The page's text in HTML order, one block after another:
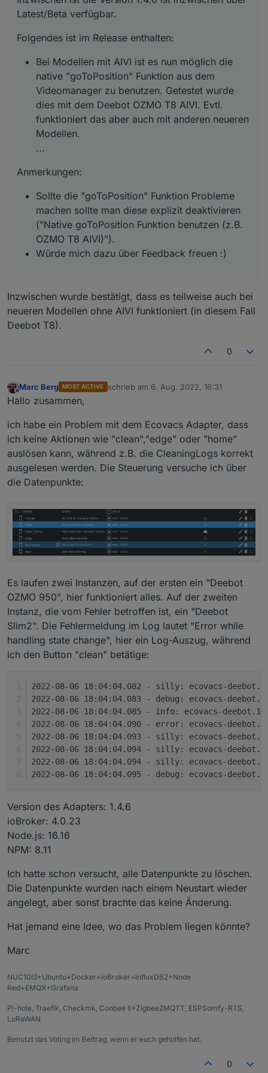
weiter, da der betroffene Teil bei der
Deebot Staubsauger in VIS integrieren -
ioBroker Tutorial | verdrahtet.info
(für Deebot Geräte im Allgemeinen)
funktioniert das aber auch mit anderen
neueren Modellen.
Ein paar kleinere Fehler wurden behoben
(GitHub Issues#314,#325
machen sollte man diese explizit deaktivieren
("Native goToPosition Funktion benutzen
(z.B. OZMO T8 AIVI)").
Würde mich dazu über Feedback freuen :)
Latest/Beta verfügbar.
Folgendes ist im Release enthalten:
Bei Modellen mit AIVI ist es nun möglich die
native "goToPosition" Funktion aus dem
Videomanager zu benutzen. Getestet wurde
dies mit dem Deebot OZMO T8 AIVI. Evtl.
funktioniert das aber auch mit anderen neueren
Modellen.
...
Anmerkungen:
Sollte die "goToPosition" Funktion Probleme
machen sollte man diese explizit deaktivieren
("Native goToPosition Funktion benutzen (z.B.
OZMO T8 AIVI)").
Würde mich dazu über Feedback freuen :)
Inzwischen wurde bestätigt, dass es teilweise auch bei
neueren Modellen ohne AIVI funktioniert (in diesem Fall
Deebot T8).
0
Offline
Marc Berg MOST ACTIVE schrieb am 6. Aug. 2022, 16:31
zuletzt editiert von
Hallo zusammen,
ich habe ein Problem mit dem Ecovacs Adapter, dass
ich keine Aktionen wie "clean","edge" oder "home"
auslösen kann, während z.B. die CleaningLogs korrekt
ausgelesen werden. Die Steuerung versuche ich über
die Datenpunkte:
Es laufen zwei Instanzen, auf der ersten ein "Deebot
OZMO 950", hier funktioniert alles. Auf der zweiten
Instanz, die vom Fehler betroffen ist, ein "Deebot
Slim2". Die Fehlermeldung im Log lautet "Error while
handling state change", hier ein Log-Auszug, während
ich den Button "clean" betätige:
2022-08-06 18:04:04.082 - silly: ecovacs-
2022-08-06 18:04:04.083 - debug: ecovacs-
2022-08-06 18:04:04.085 - info: ecovacs-deebot.1
2022-08-06 18:04:04.090 - error: ecovacs-
2022-08-06 18:04:04.093 - silly: ecovacs-deebot.1
2022-08-06 18:04:04.094 - silly: ecovacs-deebot.1
2022-08-06 18:04:04.094 - silly: ecovacs-
2022-08-06 18:04:04.095 - debug: ecovacs-
Version des Adapters: 1.4.6
ioBroker: 4.0.23
Node.js: 16.16
NPM: 8.11
Ich hatte schon versucht, alle Datenpunkte zu löschen.
Die Datenpunkte wurden nach einem Neustart wieder
angelegt, aber sonst brachte das keine Änderung.
Hat jemand eine Idee, wo das Problem liegen könnte?
Marc
NUC10I3+Ubuntu+Docker+ioBroker+influxDB2+Node
Red+EMQX+Grafana
Pi-hole, Traefik, Checkmk, Conbee II+Zigbee2MQTT, ESPSomfy-RTS,
LoRaWAN
Benutzt das Voting im Beitrag, wenn er euch geholfen hat.
0